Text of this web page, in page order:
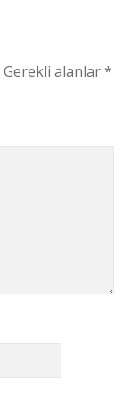
Gerekli alanlar*